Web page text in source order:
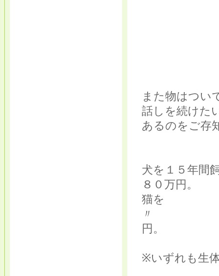
また物はつい
話しを続けた
あるのをご存
犬を１５年間
８０万円。
猫
〃
円。
※いずれも生